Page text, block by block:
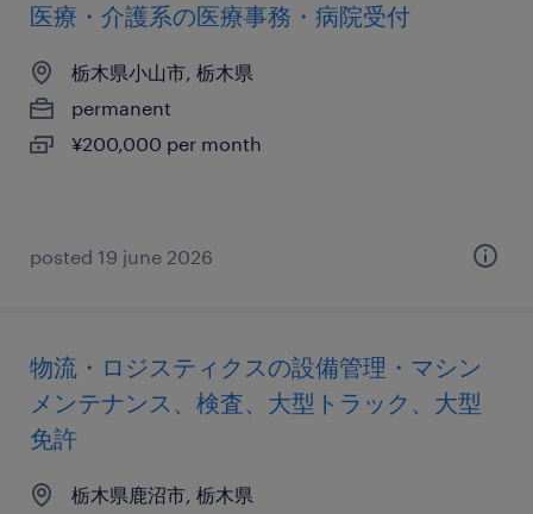
医療・介護系の医療事務・病院受付
栃木県小山市, 栃木県
permanent
¥200,000 per month
posted 19 june 2026
物流・ロジスティクスの設備管理・マシン
メンテナンス、検査、大型トラック、大型
免許
栃木県鹿沼市, 栃木県